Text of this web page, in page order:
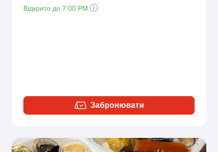
Відкрито до 7:00 PM
Забронювати